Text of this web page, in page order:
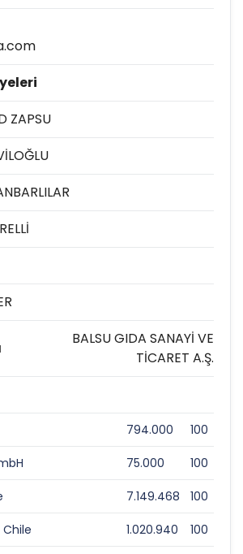
ZAPSU
BALSU GIDA SANAYİ VE
TİCARET A.Ş.
794.000 100
75.000 100
7.149.468 100
1.020.940 100